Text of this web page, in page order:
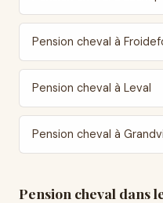
Pension cheval à
Pension cheval à Leval
Pension cheval à
Pension cheval dans